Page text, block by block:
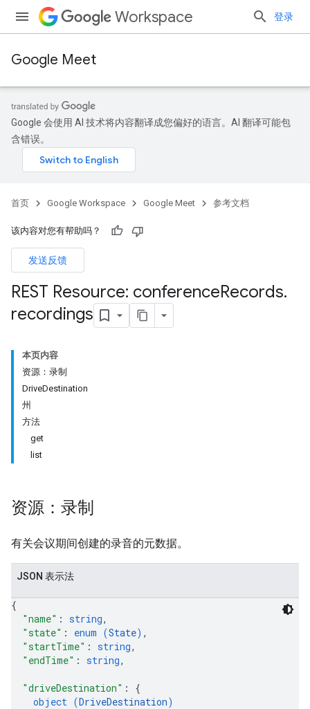
Workspace 登录
Google Meet
Google 会使用 AI 技术将内容翻译成您偏好的语言。AI 翻译可能包
含错误。
首页 Google Workspace Google Meet 参考文档
该内容对您有帮助吗？
发送反馈
REST Resource: conferenceRecords.
recordings
本页内容
资源：录制
DriveDestination
州
方法
get
list
资源：录制
有关会议期间创建的录音的元数据。
JSON 表示法
{
"name" : string,
"state" : enum (State) ,
"startTime" : string,
"endTime" : string,
"driveDestination" : {
object (DriveDestination)